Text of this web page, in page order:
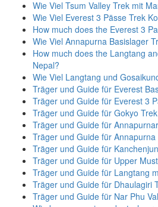
Wie Viel Tsum Valley Trek mit
Wie Viel Everest 3 Pässe Trek
How much does the Everest 3
Wie Viel Annapurna Basislager
How much does the Langtang
Nepal?
Wie Viel Langtang und
Träger und Guide für Everest
Träger und Guide für Everest 3
Träger und Guide für Gokyo Trek
Träger und Guide für
Träger und Guide für
Träger und Guide für
Träger und Guide für Upper
Träger und Guide für Langtang
Träger und Guide für Dhaulagiri
Träger und Guide für Nar Phu